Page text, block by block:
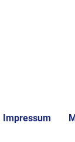
Impressum